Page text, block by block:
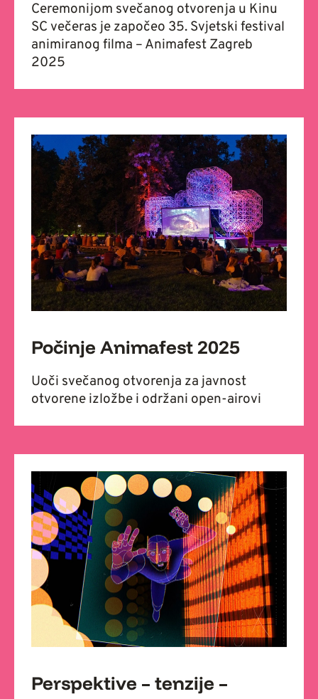
Ceremonijom svečanog otvorenja u Kinu
SC večeras je započeo 35. Svjetski festival
animiranog filma – Animafest Zagreb
2025
Počinje Animafest 2025
Uoči svečanog otvorenja za javnost
otvorene izložbe i održani open-airovi
Perspektive – tenzije –